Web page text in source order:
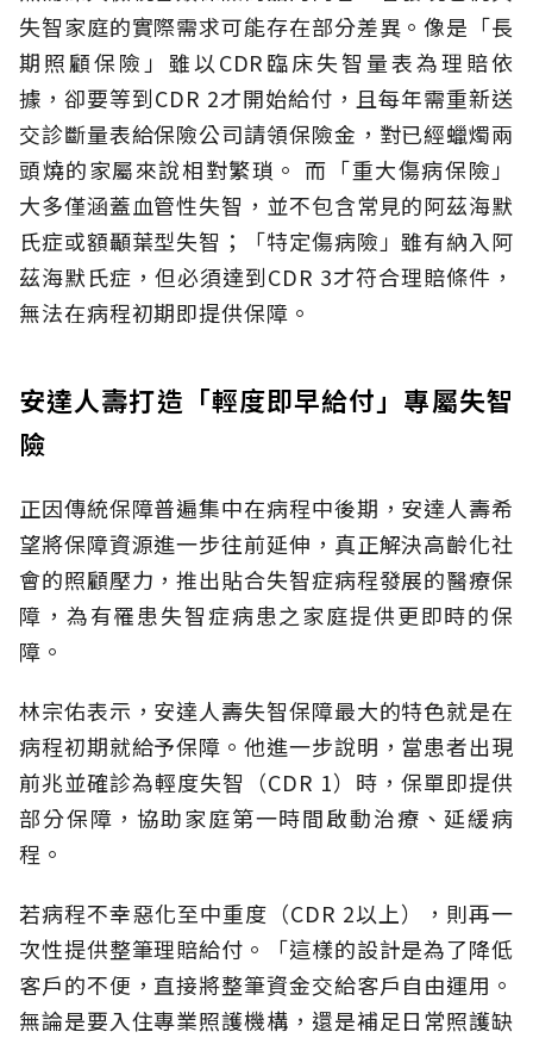
失智家庭的實際需求可能存在部分差異。像是「長
期照顧保險」雖以CDR臨床失智量表為理賠依
據，卻要等到CDR 2才開始給付，且每年需重新送
交診斷量表給保險公司請領保險金，對已經蠟燭兩
頭燒的家屬來說相對繁瑣。 而「重大傷病保險」
大多僅涵蓋血管性失智，並不包含常見的阿茲海默
氏症或額顳葉型失智；「特定傷病險」雖有納入阿
茲海默氏症，但必須達到CDR 3才符合理賠條件，
無法在病程初期即提供保障。
安達人壽打造「輕度即早給付」專屬失智
險
正因傳統保障普遍集中在病程中後期，安達人壽希
望將保障資源進一步往前延伸，真正解決高齡化社
會的照顧壓力，推出貼合失智症病程發展的醫療保
障，為有罹患失智症病患之家庭提供更即時的保
障。
林宗佑表示，安達人壽失智保障最大的特色就是在
病程初期就給予保障。他進一步說明，當患者出現
前兆並確診為輕度失智（CDR 1）時，保單即提供
部分保障，協助家庭第一時間啟動治療、延緩病
程。
若病程不幸惡化至中重度（CDR 2以上），則再一
次性提供整筆理賠給付。「這樣的設計是為了降低
客戶的不便，直接將整筆資金交給客戶自由運用。
無論是要入住專業照護機構，還是補足日常照護缺